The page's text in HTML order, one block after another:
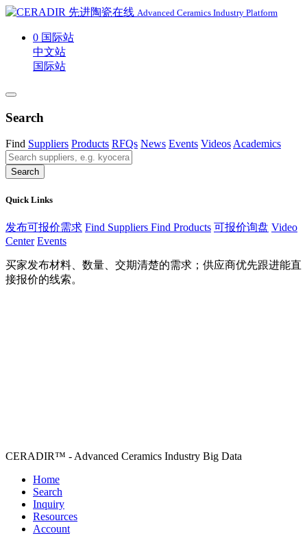
Advanced Ceramics Industry Platform
0 国际站
中文站
国际站
Search
Find Suppliers Products RFQs News Events VideosAcademics
Search
Quick Links
发布可报价需求 Find Suppliers Find Products 可报价询盘 Video
Center Events
买家发布材料、数量、交期清楚的需求；供应商优先跟进能直
接报价的线索。
CERADIR™ - Advanced Ceramics Industry Big Data
Home
Search
Inquiry
Resources
Account